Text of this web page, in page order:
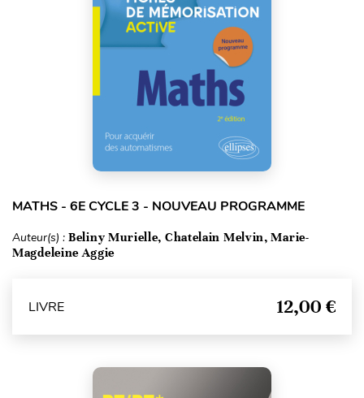
MATHS - 6E CYCLE 3 - NOUVEAU PROGRAMME
Auteur(s) : Beliny Murielle, Chatelain Melvin, Marie-
Magdeleine Aggie
LIVRE 12,00 €